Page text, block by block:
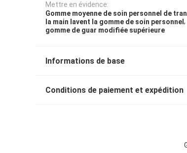
Mettre en évidence:
Gomme moyenne de soin personnel de
la main lavent la gomme de soin personnel ,
gomme de guar modifiée supérieure
Informations de base
Conditions de paiement et expédition